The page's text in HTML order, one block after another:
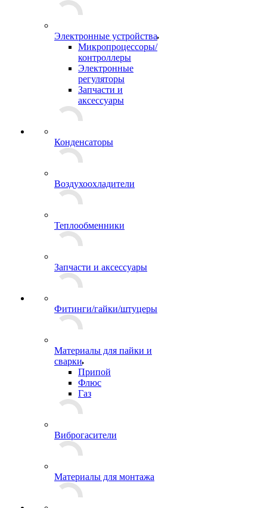
Электронные устройства
Микропроцессоры/
контроллеры
Электронные
регуляторы
Запчасти и
аксессуары
Конденсаторы
Воздухоохладители
Теплообменники
Запчасти и аксессуары
Фитинги/гайки/штуцеры
Материалы для пайки и
сварки
Припой
Флюс
Газ
Виброгасители
Материалы для монтажа